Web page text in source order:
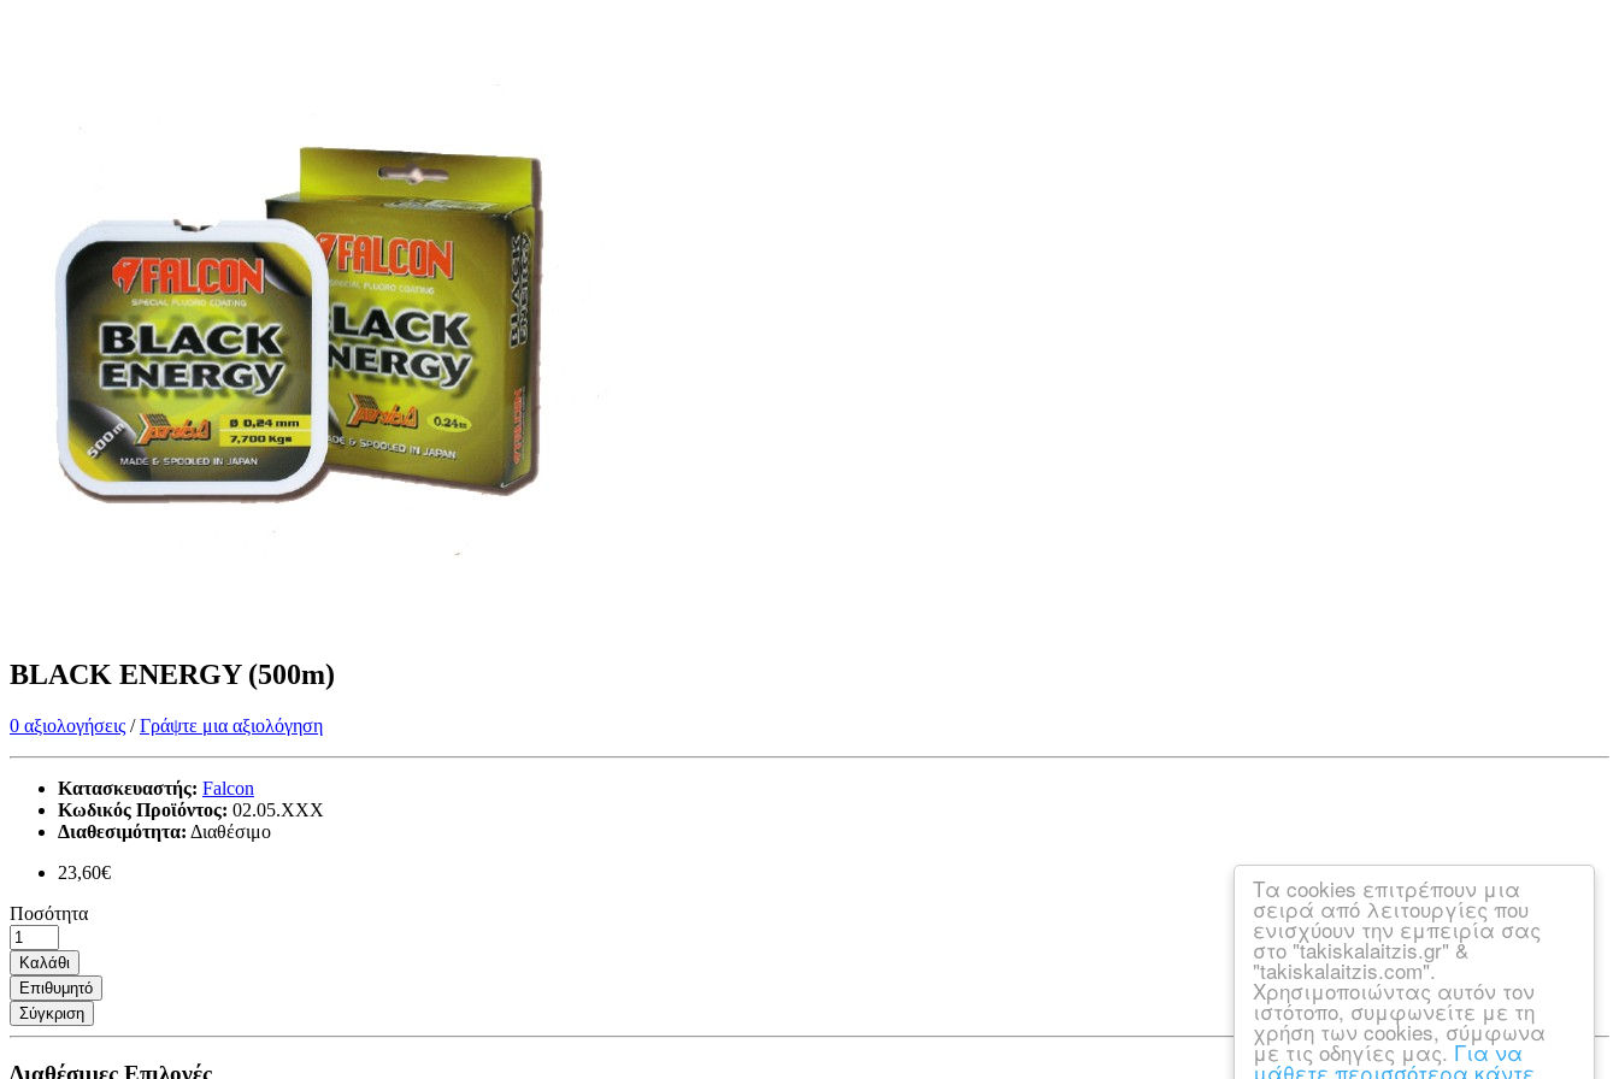
Τα cookies επιτρέπουν μια
σειρά από λειτουργίες που
ενισχύουν την εμπειρία σας
στο "takiskalaitzis.gr" &
"takiskalaitzis.com".
Χρησιμοποιώντας αυτόν τον
ιστότοπο, συμφωνείτε με τη
χρήση των cookies, σύμφωνα
με τις οδηγίες μας. Για να
μάθετε περισσότερα κάντε
BLACK ENERGY (500m)
0 αξιολογήσεις /Γράψτε μια αξιολόγηση
Κατασκευαστής: Falcon
Κωδικός Προϊόντος: 02.05.XXX
Διαθεσιμότητα: Διαθέσιμο
23,60€
Ποσότητα
Καλάθι
Επιθυμητό
Σύγκριση
Διαθέσιμες Επιλογές